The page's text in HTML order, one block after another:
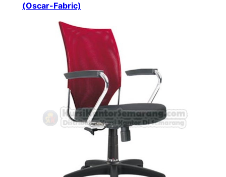
(Oscar-Fabric)